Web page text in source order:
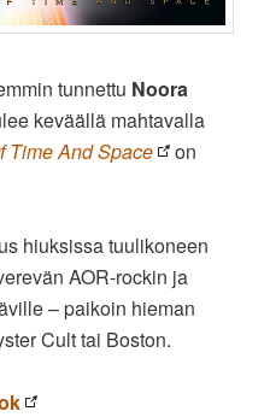
tunnettu Noora
keväällä mahtavalla
Time And Space
on
hiuksissa tuulikoneen
AOR-rockin ja
– paikoin hieman
Cult tai Boston.